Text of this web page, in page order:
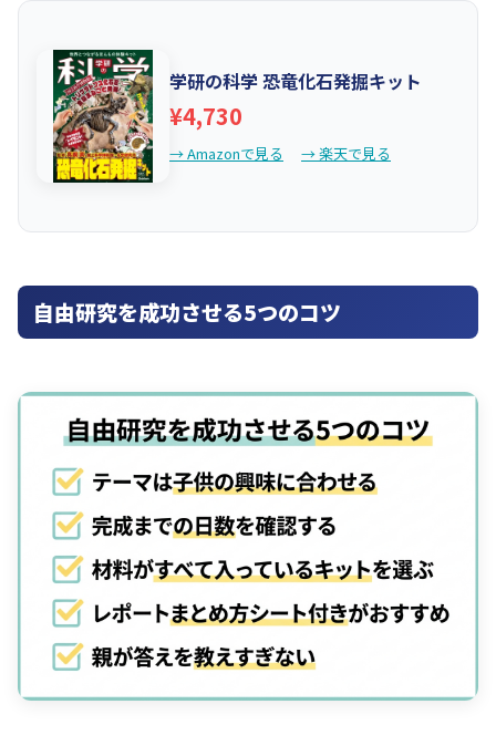
学研の科学 恐竜化石発掘キット
¥4,730
→ Amazonで見る → 楽天で見る
自由研究を成功させる5つのコツ